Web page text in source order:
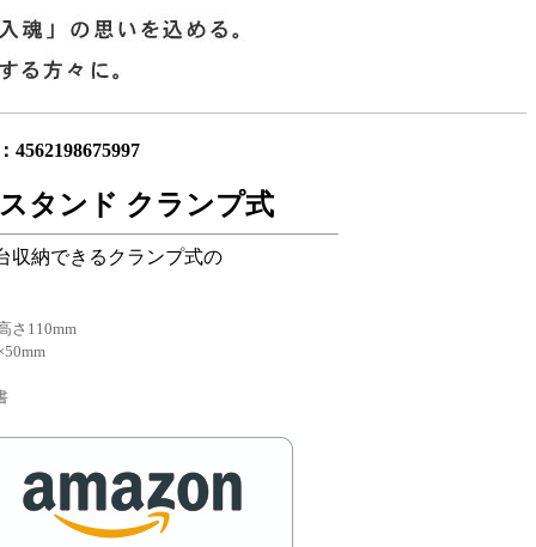
タンド クランプ式
収納できるクランプ式の
さ110mm